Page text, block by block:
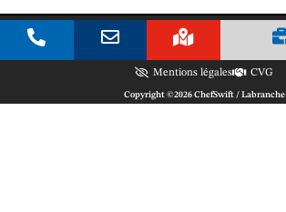
Mentions légales CVG
Copyright ©2026 ChefSwift / Labranche